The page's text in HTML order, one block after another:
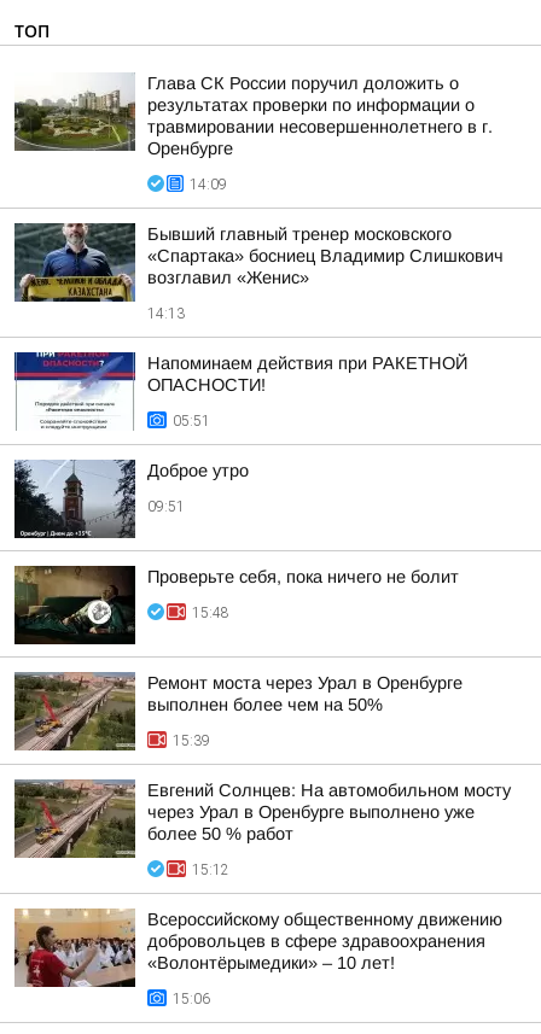
ТОП
Глава СК России поручил доложить о
результатах проверки по информации о
травмировании несовершеннолетнего в г.
Оренбурге
14:09
Бывший главный тренер московского
«Спартака» босниец Владимир Слишкович
возглавил «Женис»
14:13
Напоминаем действия при РАКЕТНОЙ
ОПАСНОСТИ!
05:51
Доброе утро
09:51
Проверьте себя, пока ничего не болит
15:48
Ремонт моста через Урал в Оренбурге
выполнен более чем на 50%
15:39
Евгений Солнцев: На автомобильном мосту
через Урал в Оренбурге выполнено уже
более 50 % работ
15:12
Всероссийскому общественному движению
добровольцев в сфере здравоохранения
«Волонтёрымедики» – 10 лет!
15:06